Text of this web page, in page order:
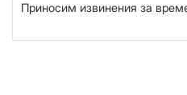
Приносим извинения за